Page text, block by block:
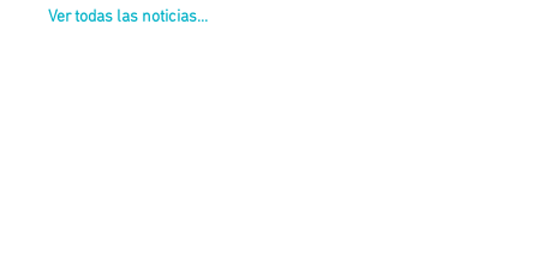
Ver todas las noticias...